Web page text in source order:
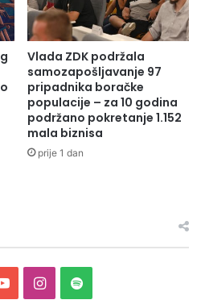
Vlada ZDK podržala
samozapošljavanje 97
pripadnika boračke
populacije – za 10 godina
podržano pokretanje 1.152
mala biznisa
prije 1 dan
YouTubeInstagram
Spotify